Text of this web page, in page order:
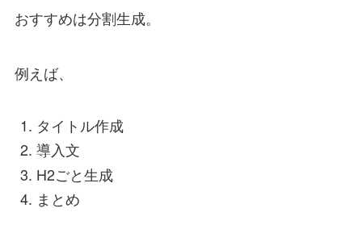
おすすめは分割生成。
例えば、
タイトル作成
導入文
H2ごと生成
まとめ